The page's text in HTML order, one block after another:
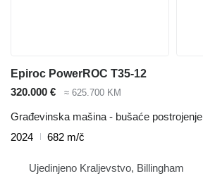
Epiroc PowerROC T35-12
320.000 €
≈ 625.700 KM
Građevinska mašina - bušaće postrojenje
2024
682 m/č
Ujedinjeno Kraljevstvo, Billingham